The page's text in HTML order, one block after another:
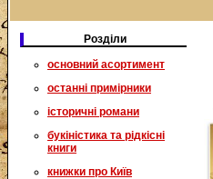
Розділи
основний асортимент
останні примірники
історичні романи
букіністика та рідкісні
книги
книжки про Київ